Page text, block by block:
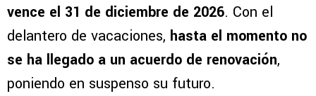
vence el 31 de diciembre de 2026. Con el
delantero de vacaciones, hasta el momento no
se ha llegado a un acuerdo de renovación,
poniendo en suspenso su futuro.